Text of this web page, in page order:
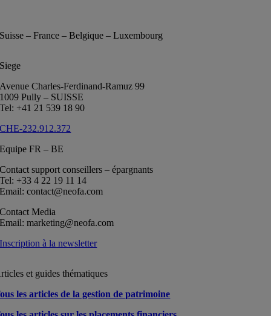
Suisse – France – Belgique – Luxembourg
Siege
Avenue Charles-Ferdinand-Ramuz 99
1009 Pully – SUISSE
Tel: +41 21 539 18 90
CHE-232.912.372
Equipe FR – BE
Contact support conseillers – épargnants
Tel: +33 4 22 19 11 14
Email: contact@neofa.com
Contact Media
Email: marketing@neofa.com
Inscription à la newsletter
et guides thématiques
les articles de la gestion de patrimoine